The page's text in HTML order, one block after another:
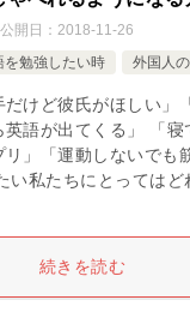
公開日： 2018-11-26
を勉強したい時
外国人
だけど彼氏がほしい」
英語が出てくる」 「寝
」「運動しないでも
い私たちにとっては
続きを読む